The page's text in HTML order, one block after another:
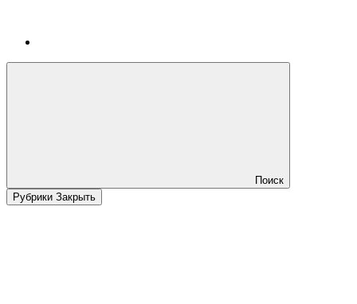
Поиск
Рубрики Закрыть